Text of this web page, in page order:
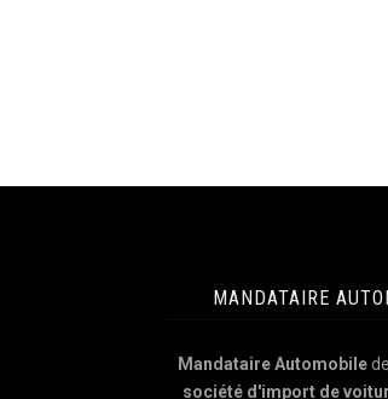
MANDATAIRE
Mandataire Automobile
société d'import de